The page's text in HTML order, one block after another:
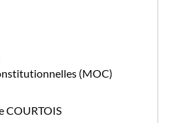
(MOC)
COURTOIS